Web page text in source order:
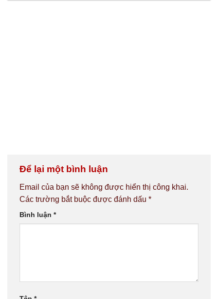
Để lại một bình luận
Email của bạn sẽ không được hiển thị công khai.
Các trường bắt buộc được đánh dấu *
Bình luận *